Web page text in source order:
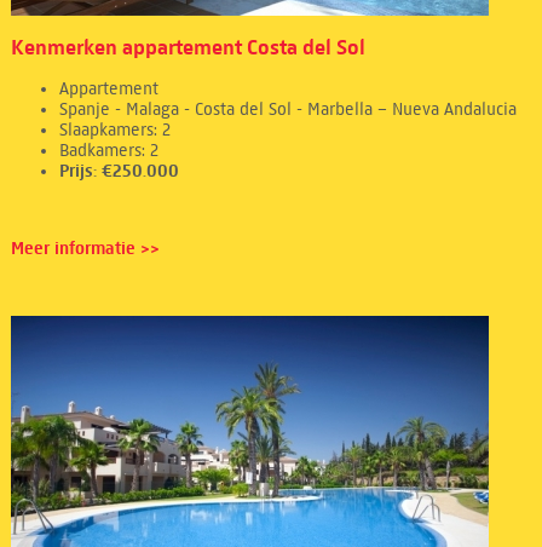
Kenmerken appartement Costa del Sol
Appartement
Spanje - Malaga - Costa del Sol - Marbella – Nueva Andalucia
Slaapkamers: 2
Badkamers: 2
Prijs: €250.000
Meer informatie >>